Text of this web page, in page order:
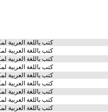
كتب باللغة العربية
كتب باللغة العربية
كتب باللغة العربية
كتب باللغة العربية
كتب باللغة العربية
كتب باللغة العربية
كتب باللغة العربية
كتب باللغة العربية
كتب باللغة العربية